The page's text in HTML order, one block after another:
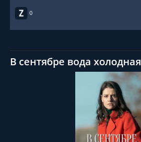
0
В сентябре вода холодная
СМОТРЕТЬ ОНЛАЙН